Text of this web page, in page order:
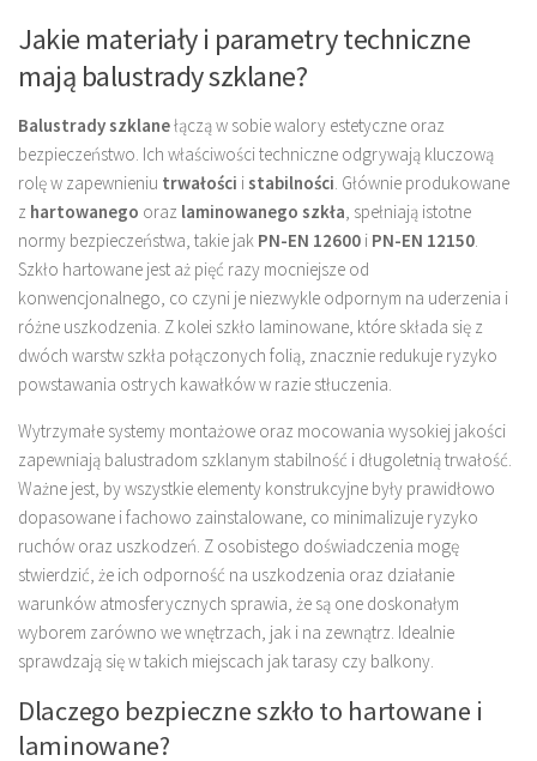
Jakie materiały i parametry techniczne
mają balustrady szklane?
Balustrady szklanełączą w sobie walory estetyczne oraz
bezpieczeństwo. Ich właściwości techniczne odgrywają kluczową
rolę w zapewnieniu trwałości istabilności. Głównie produkowane
z hartowanego oraz laminowanego szkła, spełniają istotne
normy bezpieczeństwa, takie jak PN-EN 12600 i PN-EN 12150.
Szkło hartowane jest aż pięć razy mocniejsze od
konwencjonalnego, co czyni je niezwykle odpornym na uderzenia i
różne uszkodzenia. Z kolei szkło laminowane, które składa się z
dwóch warstw szkła połączonych folią, znacznie redukuje ryzyko
powstawania ostrych kawałków w razie stłuczenia.
Wytrzymałe systemy montażowe oraz mocowania wysokiej jakości
zapewniają balustradom szklanym stabilność i długoletnią trwałość.
Ważne jest, by wszystkie elementy konstrukcyjne były prawidłowo
dopasowane i fachowo zainstalowane, co minimalizuje ryzyko
ruchów oraz uszkodzeń. Z osobistego doświadczenia mogę
stwierdzić, że ich odporność na uszkodzenia oraz działanie
warunków atmosferycznych sprawia, że są one doskonałym
wyborem zarówno we wnętrzach, jak i na zewnątrz. Idealnie
sprawdzają się w takich miejscach jak tarasy czy balkony.
Dlaczego bezpieczne szkło to hartowane i
laminowane?